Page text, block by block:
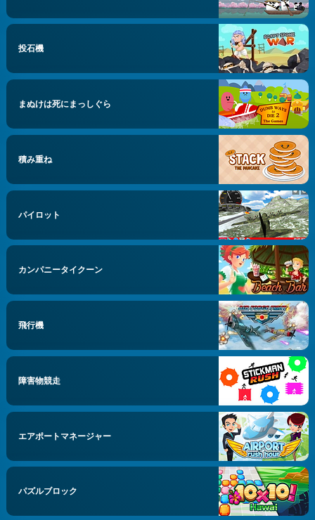
投石機
まぬけは死にまっしぐら
積み重ね
パイロット
カンパニータイクーン
飛行機
障害物競走
エアポートマネージャー
パズルブロック